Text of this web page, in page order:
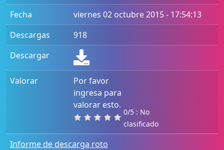
Fecha
viernes 02 octubre 2015 - 17:54:13
Descargas
918
Descargar
Valorar
Por favor
ingresa para
valorar esto.
0/5 : No
clasificado
Informe de descarga roto